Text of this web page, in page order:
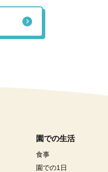
園での生活
食事
園での1日